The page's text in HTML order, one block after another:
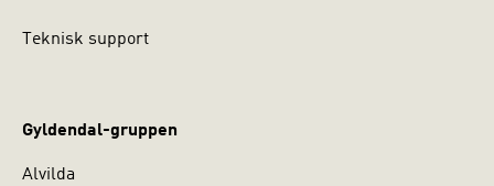
Teknisk support
Gyldendal-gruppen
Alvilda